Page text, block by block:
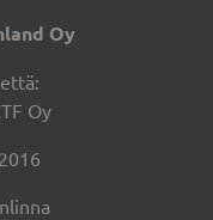
Oy
Oy